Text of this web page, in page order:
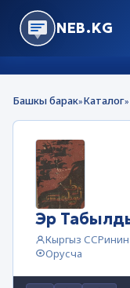
NEB.KG
Башкы барак»Каталог»
Эр
Кыргыз
Орусча